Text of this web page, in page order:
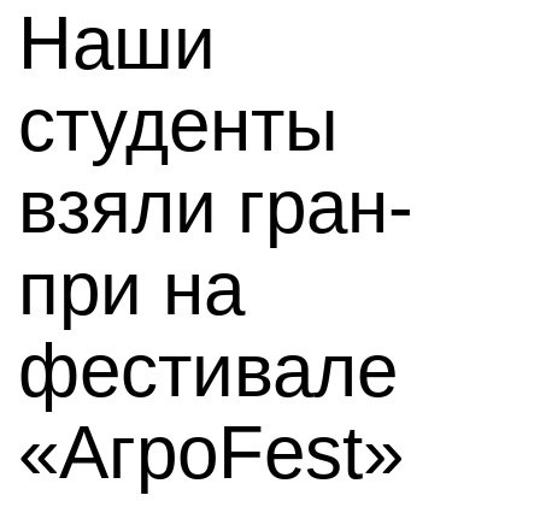
Наши
студенты
взяли гран-
при на
фестивале
«АгроFest»